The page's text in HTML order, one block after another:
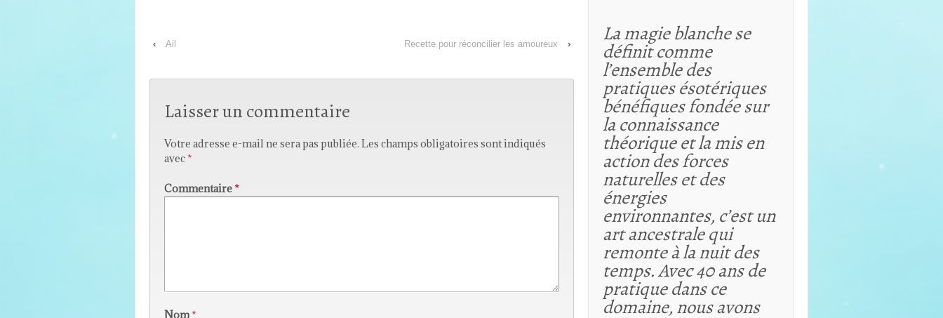
‹ Ail Recette pour réconcilier les amoureux ›
Laisser un commentaire
Votre adresse e-mail ne sera pas publiée. Les champs obligatoires sont indiqués
avec *
Commentaire*
Nom*
La magie blanche se
définit comme
l’ensemble des
pratiques ésotériques
bénéfiques fondée sur
la connaissance
théorique etla mis en
action des forces
naturelles et des
énergies
environnantes, c’est un
art ancestrale qui
remonte à la nuit des
temps. Avec 40 ans de
pratique dans ce
domaine, nous avons